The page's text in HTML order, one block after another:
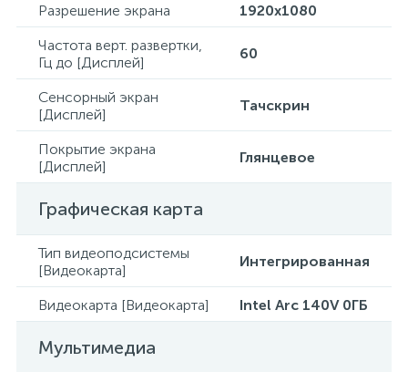
Разрешение экрана
1920x1080
Частота верт. развертки,
Гц до [Дисплей]
60
Сенсорный экран
[Дисплей]
Тачскрин
Покрытие экрана
[Дисплей]
Глянцевое
Графическая карта
Тип видеоподсистемы
[Видеокарта]
Интегрированная
Видеокарта [Видеокарта] Intel Arc 140V 0ГБ
Мультимедиа